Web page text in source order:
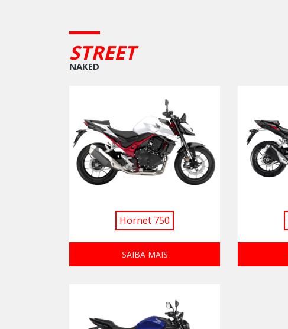
STREET
NAKED
Hornet 750
SAIBA MAIS